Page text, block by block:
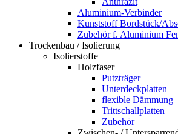
Aluminium-Verbinder
Kunststoff Bordstück/
Zubehör f. Aluminium
Trockenbau / Isolierung
Isolierstoffe
Holzfaser
Putzträger
Unterdeckplatten
flexible Dämmung
Trittschallplatten
Zubehör